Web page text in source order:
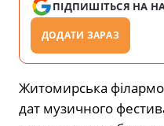
ПІДПИШІТЬСЯ НА
ДОДАТИ ЗАРАЗ
Житомирська
дат музичного